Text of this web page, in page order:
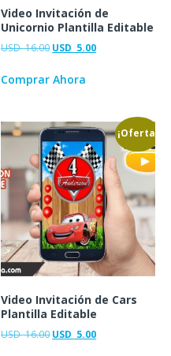
Video Invitación de
Unicornio Plantilla Editable
USD16.00 USD 5.00
Comprar Ahora
¡Oferta!
Video Invitación de Cars
Plantilla Editable
USD16.00 USD 5.00